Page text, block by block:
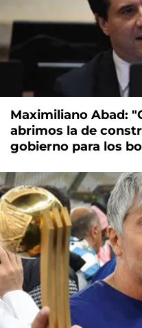
Maximiliano Abad:
abrimos la de
gobierno para los